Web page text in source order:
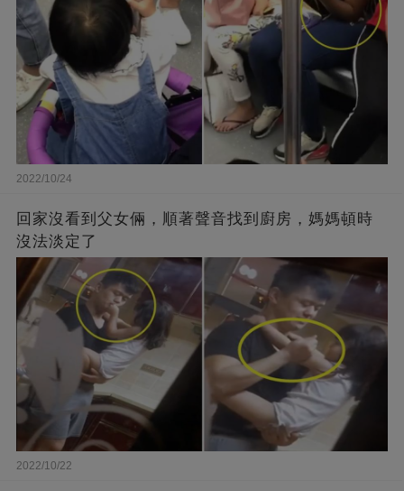
2022/10/24
回家沒看到父女倆，順著聲音找到廚房，媽媽頓時
沒法淡定了
2022/10/22